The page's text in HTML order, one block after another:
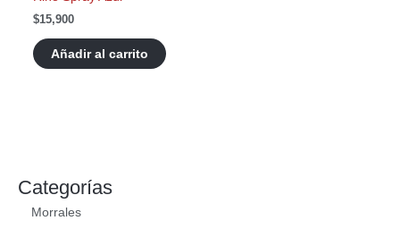
Categorías
Morrales
$15,900
Añadir al carrito